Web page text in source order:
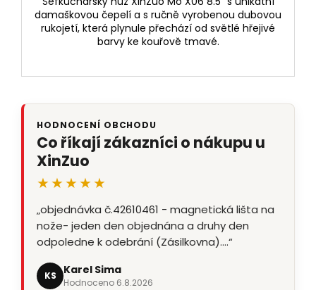
damaškovou čepelí a s ručně vyrobenou dubovou
rukojetí, která plynule přechází od světlé hřejivé
barvy ke kouřově tmavé.
HODNOCENÍ OBCHODU
Co říkají zákazníci o nákupu u
XinZuo
★★★★★
„objednávka č.42610461 - magnetická lišta na
nože- jeden den objednána a druhy den
odpoledne k odebrání (Zásilkovna).…“
KS Karel Sima
Hodnoceno 6.8.2026